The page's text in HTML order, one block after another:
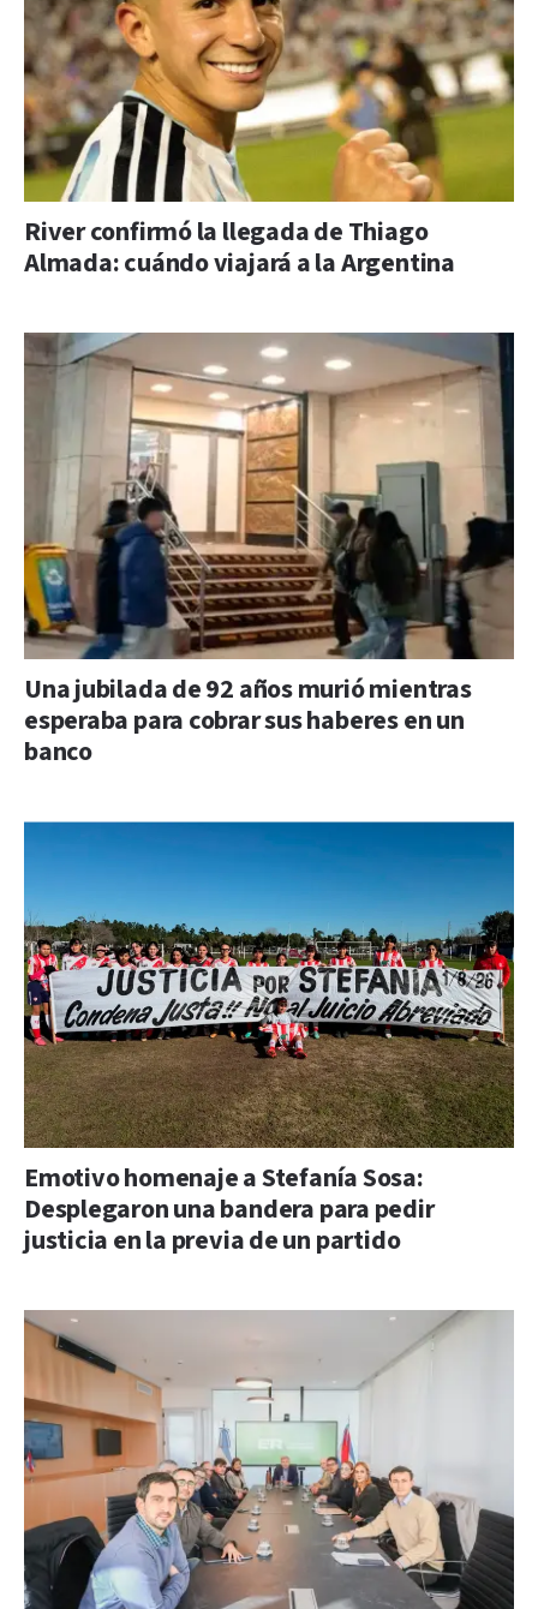
River confirmó la llegada de Thiago
Almada: cuándo viajará a la Argentina
Una jubilada de 92 años murió mientras
esperaba para cobrar sus haberes en un
banco
Emotivo homenaje a Stefanía Sosa:
Desplegaron una bandera para pedir
justicia en la previa de un partido